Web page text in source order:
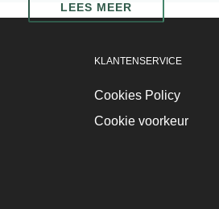
LEES MEER
KLANTENSERVICE
Cookies Policy
Cookie voorkeur